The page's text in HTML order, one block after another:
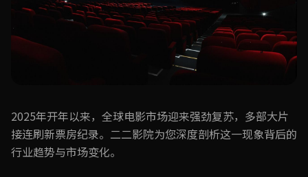
2025年开年以来，全球电影市场迎来强劲复苏，多部大片
接连刷新票房纪录。二二影院为您深度剖析这一现象背后的
行业趋势与市场变化。